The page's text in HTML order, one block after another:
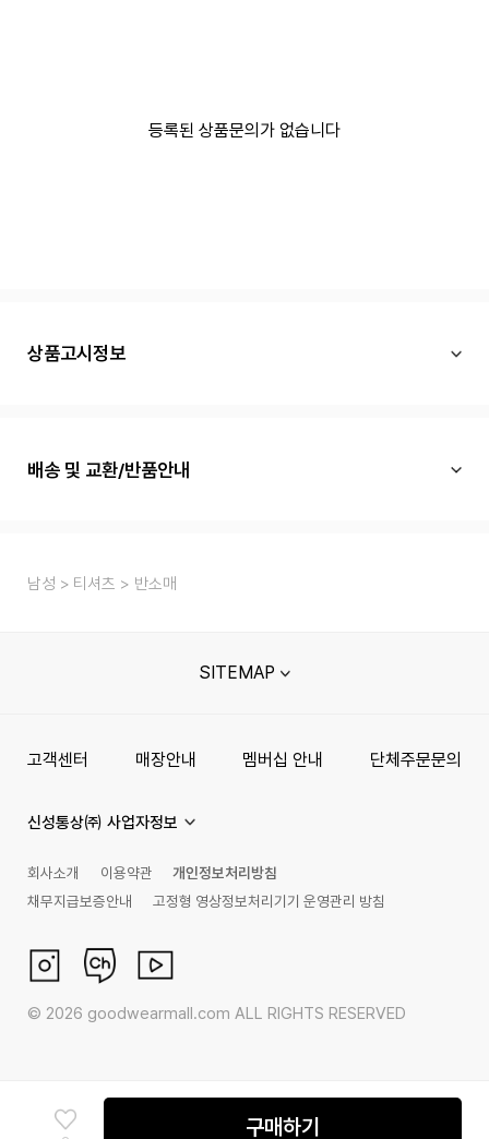
등록된 상품문의가 없습니다
상품고시정보
배송 및 교환/반품안내
남성 티셔츠 반소매
구매하기
SITEMAP
고객센터 매장안내 멤버십 안내 단체주문문의
신성통상㈜ 사업자정보
회사소개 이용약관
개인정보처리방침
채무지급보증안내
고정형 영상정보처리기기 운영관리 방침
© 2026 goodwearmall.com ALL RIGHTS RESERVED